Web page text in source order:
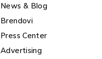
News & Blog
Brendovi
Press Center
Advertising